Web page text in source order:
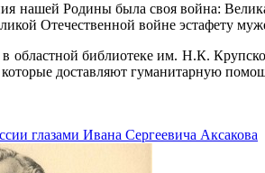
нашей Родины была своя война:
Отечественной войне эстафету
в областной библиотеке им. Н.К.
доставляют гуманитарную
глазами Ивана Сергеевича Аксакова